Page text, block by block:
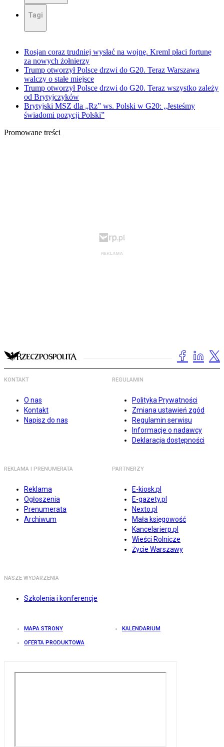
Tagi
Rosjan coraz trudniej wysłać na wojnę. Kreml płaci fortunę
za nowych żołnierzy
Trump otworzył Polsce drzwi do G20. Teraz Warszawa
walczy o stałe miejsce
Trump otworzył Polsce drzwi do G20. Teraz wszystko zależy
od Brytyjczyków
Brytyjski MSZ dla „Rz” ws. Polski w G20: „Jesteśmy
świadomi pozycji Polski”
Promowane treści
KONTAKT
O nas
Kontakt
Napisz do nas
REGULAMIN
Polityka Prywatności
Zmiana ustawień zgód
Regulamin serwisu
Informacje o nadawcy
Deklaracja dostępności
REKLAMA I PRENUMERATA
Reklama
Ogłoszenia
Prenumerata
Archiwum
PARTNERZY
E-kiosk.pl
E-gazety.pl
Nexto.pl
Mała księgowość
Kancelarierp.pl
Wieści Rolnicze
Życie Warszawy
NASZE WYDARZENIA
Szkolenia i konferencje
MAPA STRONY KALENDARIUM
OFERTA PRODUKTOWA